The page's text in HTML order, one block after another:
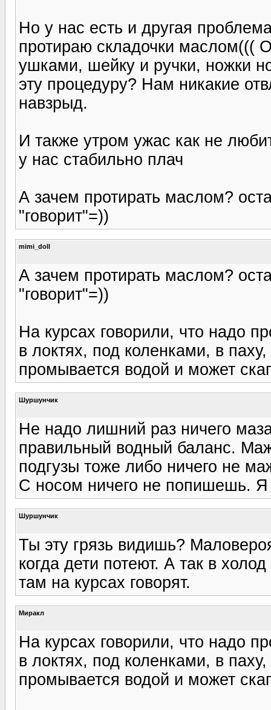
Но у нас есть и другая
протираю складочки маслом(((
ушками, шейку и ручки, ножки
эту процедуру? Нам никакие
навзрыд.
И также утром ужас как не
у нас стабильно плач
А зачем протирать маслом?
"говорит"=))
mimi_doll
А зачем протирать маслом?
"говорит"=))
На курсах говорили, что надо
в локтях, под коленками, в
промывается водой и может
Шуршунчик
Не надо лишний раз ничего
правильный водный баланс.
подгузы тоже либо ничего не
С носом ничего не попишешь.
Шуршунчик
Ты эту грязь видишь?
когда дети потеют. А так в
там на курсах говорят.
Миракл
На курсах говорили, что надо
в локтях, под коленками, в
промывается водой и может